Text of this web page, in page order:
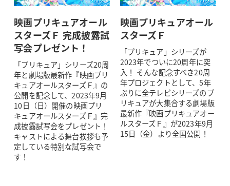
映画プリキュアオール
スターズＦ 完成披露試
写会プレゼント！
「プリキュア」シリーズ20周
年と劇場版最新作『映画プリ
キュアオールスターズＦ』の
公開を記念して、2023年9月
10日（日）開催の映画プリ
キュアオールスターズＦ』完
成披露試写会をプレゼント！
キャストによる舞台挨拶も予
定している特別な試写会で
す！
映画プリキュアオール
スターズＦ
「プリキュア」シリーズが
2023年でついに20周年に突
入！ そんな記念すべき20周
年プロジェクトとして、5年
ぶりに全テレビシリーズのプ
リキュアが大集合する劇場版
最新作『映画プリキュアオー
ルスターズＦ』が2023年9月
15日（金）より全国公開！